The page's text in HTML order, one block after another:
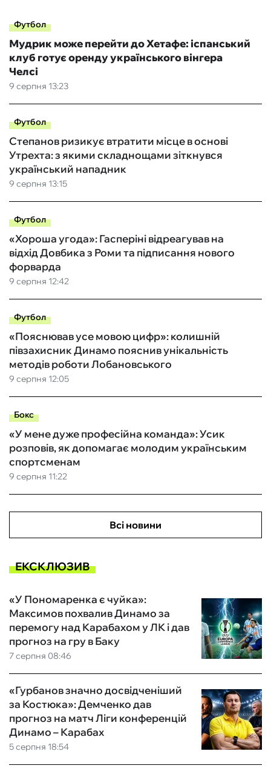
Футбол
9 серпня 13:23
Мудрик може перейти до Хетафе: іспанський
клуб готує оренду українського вінгера
Челсі
Футбол
9 серпня 13:15
Степанов ризикує втратити місце в основі
Утрехта: з якими складнощами зіткнувся
український нападник
Футбол
9 серпня 12:42
«Хороша угода»: Гасперіні відреагував на
відхід Довбика з Роми та підписання нового
форварда
Футбол
9 серпня 12:05
«Пояснював усе мовою цифр»: колишній
півзахисник Динамо пояснив унікальність
методів роботи Лобановського
Бокс
9 серпня 11:22
«У мене дуже професійна команда»: Усик
розповів, як допомагає молодим українським
спортсменам
Всі новини
ЕКСКЛЮЗИВ
7 серпня 08:46
«У Пономаренка є чуйка»:
Максимов похвалив Динамо за
перемогу над Карабахом у ЛК і дав
прогноз на гру в Баку
5 серпня 18:54
«Гурбанов значно досвідченіший
за Костюка»: Демченко дав
прогноз на матч Ліги конференцій
Динамо – Карабах